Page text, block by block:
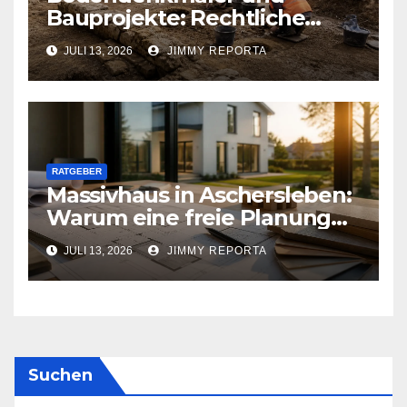
Bauprojekte: Rechtliche
Pflichten und praktischer
Ablauf
JULI 13, 2026 JIMMY REPORTA
RATGEBER
Massivhaus in Aschersleben:
Warum eine freie Planung
viele Entscheidungen
erleichtert
JULI 13, 2026 JIMMY REPORTA
Suchen